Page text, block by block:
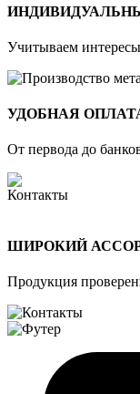
Учитываем
УДОБНАЯ
От первода до
ШИРОКИЙ
Продукция